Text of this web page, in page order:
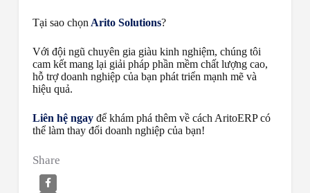
Tại sao chọn Arito Solutions?
Với đội ngũ chuyên gia giàu kinh nghiệm, chúng tôi
cam kết mang lại giải pháp phần mềm chất lượng cao,
hỗ trợ doanh nghiệp của bạn phát triển mạnh mẽ và
hiệu quả.
Liên hệ ngayđể khám phá thêm về cách AritoERP có
thể làm thay đổi doanh nghiệp của bạn!
Share